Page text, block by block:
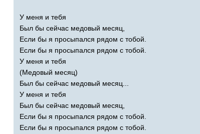
У меня и тебя
Был бы сейчас медовый месяц,
Если бы я просыпался рядом с тобой.
Если бы я просыпался рядом с тобой.
У меня и тебя
(Медовый месяц)
Был бы сейчас медовый месяц...
У меня и тебя
Был бы сейчас медовый месяц,
Если бы я просыпался рядом с тобой.
Если бы я просыпался рядом с тобой.